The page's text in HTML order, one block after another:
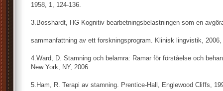
1958, 1, 124-136.
3.Bosshardt, HG Kognitiv bearbetningsbelastningen som en
sammanfattning av ett forskningsprogram. Klinisk lingvistik, 2006,
4.Ward, D. Stamning och belamra: Ramar för förståelse och
New York, NY, 2006.
5.Ham, R. Terapi av stamning. Prentice-Hall, Englewood Cliffs,